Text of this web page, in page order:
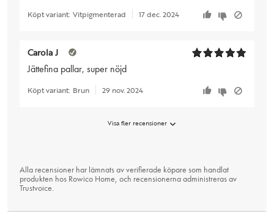
Köpt variant: Vitpigmenterad 17 dec. 2024
Carola J
Jättefina pallar, super nöjd
Köpt variant: Brun 29 nov. 2024
Visa fler recensioner
Alla recensioner har lämnats av verifierade köpare som handlat
produkten hos Rowico Home, och recensionerna administreras av
Trustvoice.